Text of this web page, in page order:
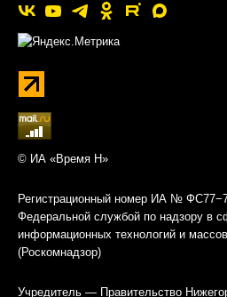
© ИА «Время Н»
Регистрационный номер ИА №
Федеральной службой по надзору в
информационных технологий и
(Роскомнадзор)
Учредитель — Правительство